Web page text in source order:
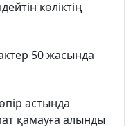
көліктің
50 жасында
астында
қамауға алынды